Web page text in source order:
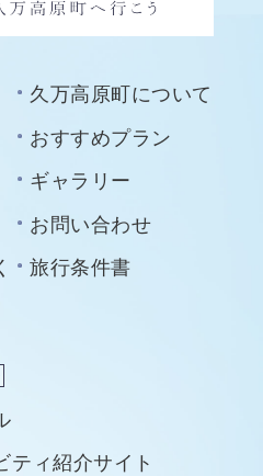
久万高原町について
おすすめプラン
ギャラリー
お問い合わせ
旅行条件書
ティ紹介サイト